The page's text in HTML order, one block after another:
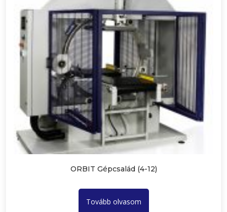
ORBIT Gépcsalád (4-12)
Tovább olvasom